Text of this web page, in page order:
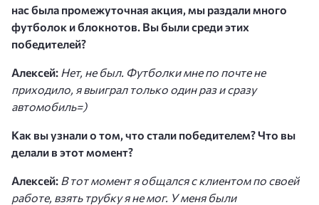
нас была промежуточная акция, мы раздали много
футболок и блокнотов. Вы были среди этих
победителей?
Алексей: Нет, не был. Футболки мне по почте не
приходило, я выиграл только один раз и сразу
автомобиль=)
Как вы узнали о том, что стали победителем? Что вы
делали в этот момент?
Алексей: В тот момент я общался с клиентом по своей
работе, взять трубку я не мог. У меня были